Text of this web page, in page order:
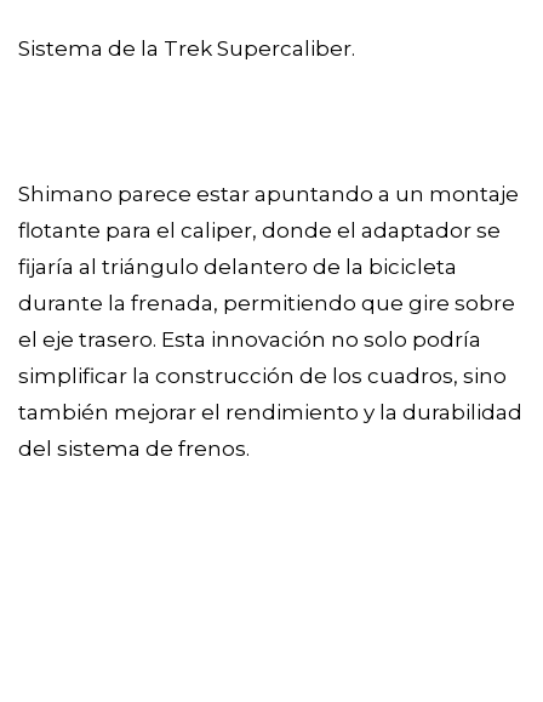
Sistema de la Trek Supercaliber.
Shimano parece estar apuntando a un montaje
flotante para el caliper, donde el adaptador se
fijaría al triángulo delantero de la bicicleta
durante la frenada, permitiendo que gire sobre
el eje trasero. Esta innovación no solo podría
simplificar la construcción de los cuadros, sino
también mejorar el rendimiento y la durabilidad
del sistema de frenos.